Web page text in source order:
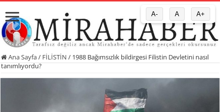
Ana Sayfa/ FİLİSTİN / 1988 Bağımsızlık bildirgesi Filistin Devletini nasıl
tanımlıyordu?
A- A A+